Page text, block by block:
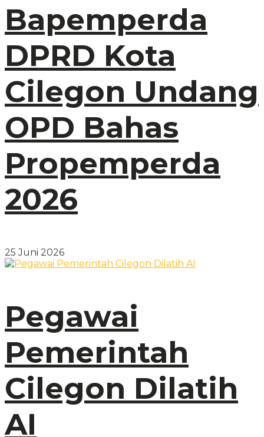
Bapemperda
DPRD Kota
Cilegon Undang
OPD Bahas
Propemperda
2026
25 Juni 2026
Pegawai
Pemerintah
Cilegon Dilatih
AI